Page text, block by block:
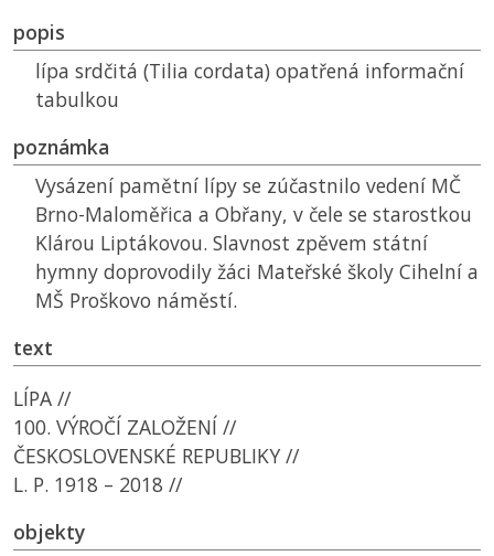
popis
lípa srdčitá (Tilia cordata) opatřená informační
tabulkou
poznámka
Vysázení pamětní lípy se zúčastnilo vedení MČ
Brno-Maloměřica a Obřany, v čele se starostkou
Klárou Liptákovou. Slavnost zpěvem státní
hymny doprovodily žáci Mateřské školy Cihelní a
MŠ Proškovo náměstí.
text
LÍPA //
100. VÝROČÍ ZALOŽENÍ //
ČESKOSLOVENSKÉ REPUBLIKY //
L. P. 1918 – 2018 //
objekty